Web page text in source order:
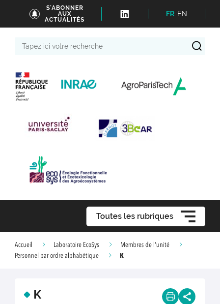
S'ABONNER
AUX
ACTUALITÉS
FR EN
Toutes les rubriques
Accueil Laboratoire EcoSys
Membres de l'unité
Personnel par ordre alphabétique
K
K